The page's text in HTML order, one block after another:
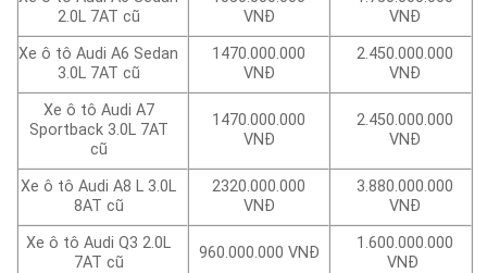
2.0L 7AT cũ
VNĐ
VNĐ
Xe ô tô Audi A6 Sedan
3.0L 7AT cũ
1470.000.000
VNĐ
2.450.000.000
VNĐ
Xe ô tô Audi A7
Sportback 3.0L 7AT
cũ
1470.000.000
VNĐ
2.450.000.000
VNĐ
Xe ô tô Audi A8 L 3.0L
8AT cũ
2320.000.000
VNĐ
3.880.000.000
VNĐ
Xe ô tô Audi Q3 2.0L
7AT cũ
960.000.000 VNĐ
1.600.000.000
VNĐ